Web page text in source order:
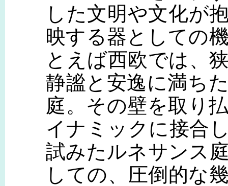
した文明や文化が
映する器としての
とえば西欧では、
静謐と安逸に満ち
庭。その壁を取り
イナミックに接合
試みたルネサンス
しての、圧倒的な